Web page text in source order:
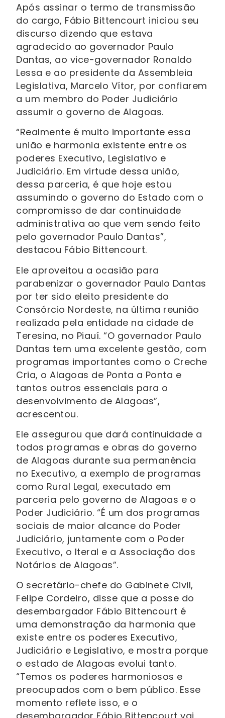
Após assinar o termo de transmissão
do cargo, Fábio Bittencourt iniciou seu
discurso dizendo que estava
agradecido ao governador Paulo
Dantas, ao vice-governador Ronaldo
Lessa e ao presidente da Assembleia
Legislativa, Marcelo Vítor, por confiarem
a um membro do Poder Judiciário
assumir o governo de Alagoas.
“Realmente é muito importante essa
união e harmonia existente entre os
poderes Executivo, Legislativo e
Judiciário. Em virtude dessa união,
dessa parceria, é que hoje estou
assumindo o governo do Estado com o
compromisso de dar continuidade
administrativa ao que vem sendo feito
pelo governador Paulo Dantas”,
destacou Fábio Bittencourt.
Ele aproveitou a ocasião para
parabenizar o governador Paulo Dantas
por ter sido eleito presidente do
Consórcio Nordeste, na última reunião
realizada pela entidade na cidade de
Teresina, no Piauí. “O governador Paulo
Dantas tem uma excelente gestão, com
programas importantes como o Creche
Cria, o Alagoas de Ponta a Ponta e
tantos outros essenciais para o
desenvolvimento de Alagoas”,
acrescentou.
Ele assegurou que dará continuidade a
todos programas e obras do governo
de Alagoas durante sua permanência
no Executivo, a exemplo de programas
como Rural Legal, executado em
parceria pelo governo de Alagoas e o
Poder Judiciário. “É um dos programas
sociais de maior alcance do Poder
Judiciário, juntamente com o Poder
Executivo, o Iteral e a Associação dos
Notários de Alagoas”.
O secretário-chefe do Gabinete Civil,
Felipe Cordeiro, disse que a posse do
desembargador Fábio Bittencourt é
uma demonstração da harmonia que
existe entre os poderes Executivo,
Judiciário e Legislativo, e mostra porque
o estado de Alagoas evolui tanto.
“Temos os poderes harmoniosos e
preocupados com o bem público. Esse
momento reflete isso, e o